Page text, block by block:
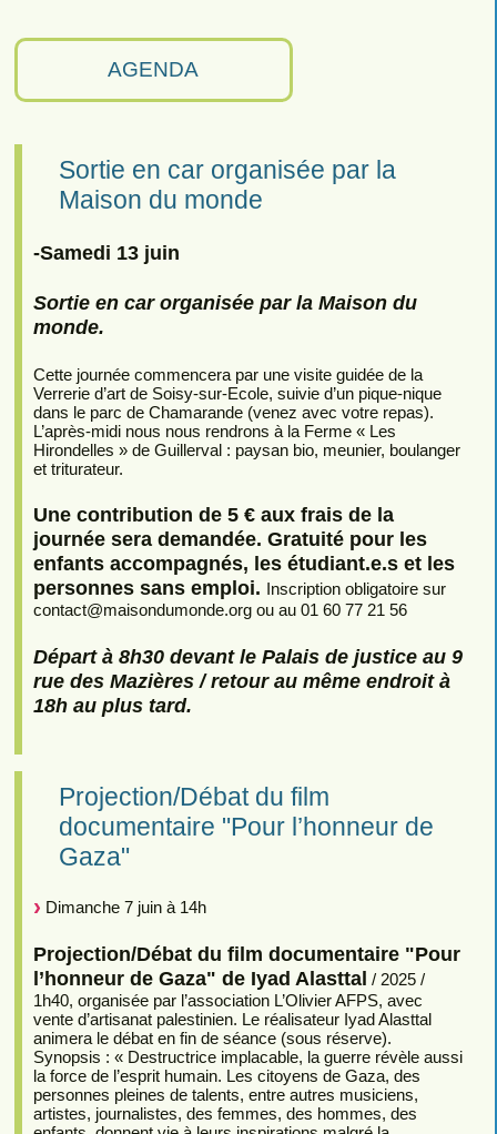
AGENDA
Sortie en car organisée par la
Maison du monde
-Samedi 13 juin
Sortie en car organisée par la Maison du
monde.
Cette journée commencera par une visite guidée de la
Verrerie d’art de Soisy-sur-Ecole, suivie d’un pique-nique
dans le parc de Chamarande (venez avec votre repas).
L’après-midi nous nous rendrons à la Ferme « Les
Hirondelles » de Guillerval : paysan bio, meunier, boulanger
et triturateur.
Une contribution de 5 € aux frais de la
journée sera demandée. Gratuité pour les
enfants accompagnés, les étudiant.e.s et les
personnes sans emploi. Inscription obligatoire sur
contact@maisondumonde.org ou au 01 60 77 21 56
Départ à 8h30 devant le Palais de justice au 9
rue des Mazières / retour au même endroit à
18h au plus tard.
Projection/Débat du film
documentaire "Pour l’honneur de
Gaza"
Dimanche 7 juin à 14h
Projection/Débat du film documentaire "Pour
l’honneur de Gaza" de Iyad Alasttal / 2025 /
1h40, organisée par l’association L’Olivier AFPS, avec
vente d’artisanat palestinien. Le réalisateur Iyad Alasttal
animera le débat en fin de séance (sous réserve).
Synopsis : « Destructrice implacable, la guerre révèle aussi
la force de l’esprit humain. Les citoyens de Gaza, des
personnes pleines de talents, entre autres musiciens,
artistes, journalistes, des femmes, des hommes, des